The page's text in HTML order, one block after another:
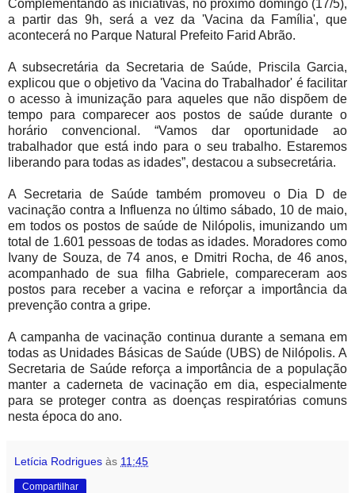
Complementando as iniciativas, no próximo domingo (17/5),
a partir das 9h, será a vez da 'Vacina da Família', que
acontecerá no Parque Natural Prefeito Farid Abrão.
A subsecretária da Secretaria de Saúde, Priscila Garcia,
explicou que o objetivo da 'Vacina do Trabalhador' é facilitar
o acesso à imunização para aqueles que não dispõem de
tempo para comparecer aos postos de saúde durante o
horário convencional. “Vamos dar oportunidade ao
trabalhador que está indo para o seu trabalho. Estaremos
liberando para todas as idades”, destacou a subsecretária.
A Secretaria de Saúde também promoveu o Dia D de
vacinação contra a Influenza no último sábado, 10 de maio,
em todos os postos de saúde de Nilópolis, imunizando um
total de 1.601 pessoas de todas as idades. Moradores como
Ivany de Souza, de 74 anos, e Dmitri Rocha, de 46 anos,
acompanhado de sua filha Gabriele, compareceram aos
postos para receber a vacina e reforçar a importância da
prevenção contra a gripe.
A campanha de vacinação continua durante a semana em
todas as Unidades Básicas de Saúde (UBS) de Nilópolis. A
Secretaria de Saúde reforça a importância de a população
manter a caderneta de vacinação em dia, especialmente
para se proteger contra as doenças respiratórias comuns
nesta época do ano.
Letícia Rodrigues às 11:45
Compartilhar